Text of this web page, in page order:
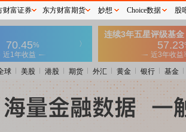
球 美股 港股 期货 外汇 黄金 银行 基金
财富证券 东方财富期货 妙想 Choice数据 股